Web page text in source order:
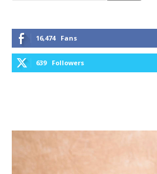
16,474 Fans
639 Followers